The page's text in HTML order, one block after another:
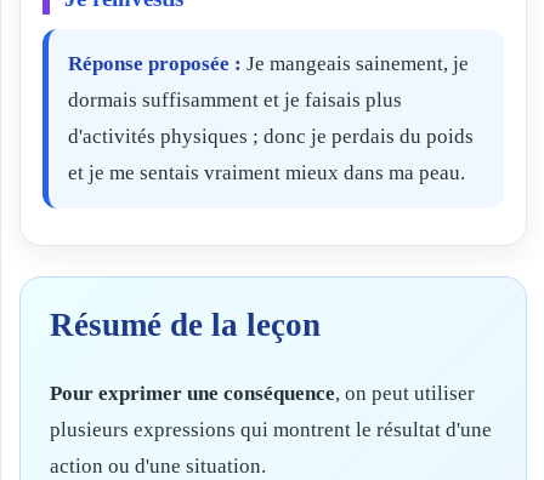
Réponse proposée : Je mangeais sainement, je
dormais suffisamment et je faisais plus
d'activités physiques ; donc je perdais du poids
et je me sentais vraiment mieux dans ma peau.
Résumé de la leçon
Pour exprimer une conséquence, on peut utiliser
plusieurs expressions qui montrent le résultat d'une
action ou d'une situation.